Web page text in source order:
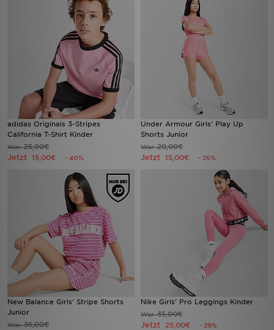
adidas Originals 3-Stripes
California T-Shirt Kinder
War25,00€
Jetzt 15,00€ - 40%
Under Armour Girls' Play Up
Shorts Junior
War20,00€
Jetzt 15,00€ - 25%
New Balance Girls' Stripe Shorts
Junior
War35,00€
Nike Girls' Pro Leggings Kinder
War35,00€
Jetzt 25,00€ - 29%